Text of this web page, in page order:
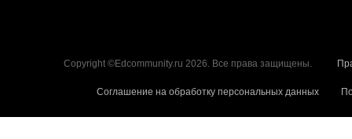
Copyright ©Edcommunity.ru 2026. Все права защищены.
Соглашение на обработку персональных данных